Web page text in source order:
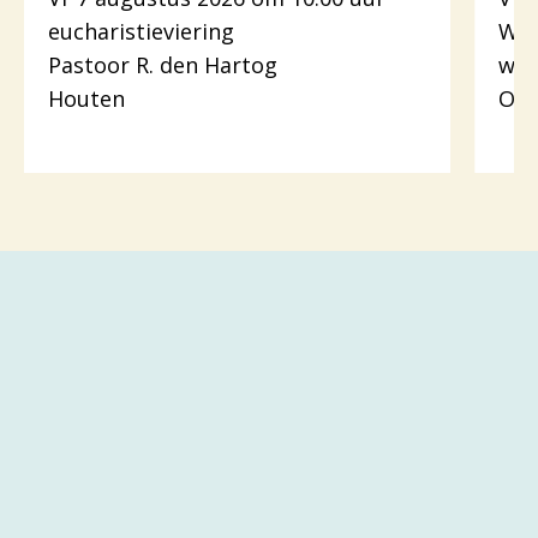
eucharistieviering
Pastoor R. den Hartog
Houten